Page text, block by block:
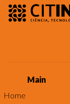
Main
Home